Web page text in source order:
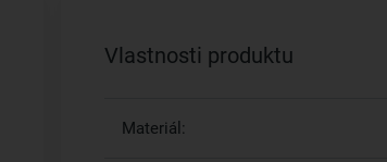
Vlastnosti produktu
Materiál: